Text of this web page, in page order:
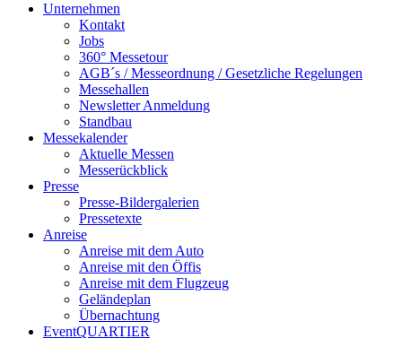
Unternehmen
Kontakt
Jobs
360° Messetour
AGB´s / Messeordnung / Gesetzliche Regelungen
Messehallen
Newsletter Anmeldung
Standbau
Messekalender
Aktuelle Messen
Messerückblick
Presse
Presse-Bildergalerien
Pressetexte
Anreise
Anreise mit dem Auto
Anreise mit den Öffis
Anreise mit dem Flugzeug
Geländeplan
Übernachtung
EventQUARTIER